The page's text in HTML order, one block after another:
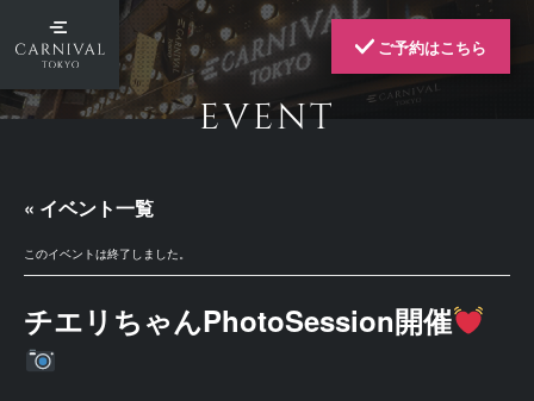
ご予約はこちら
EVENT
« イベント一覧
このイベントは終了しました。
チエリちゃんPhotoSession開催